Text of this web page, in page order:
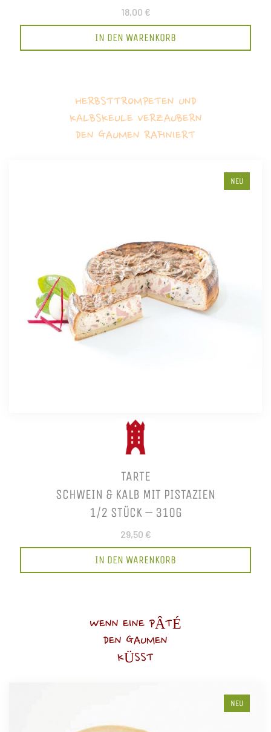
18,00 €
IN DEN WARENKORB
HERBSTTROMPETEN UND
KALBSKEULE VERZAUBERN
DEN GAUMEN RAFINIERT
NEU
TARTE
SCHWEIN & KALB MIT PISTAZIEN
1/2 STÜCK – 310G
29,50 €
IN DEN WARENKORB
WENN EINE PÂTÉ
DEN GAUMEN
KÜSST
NEU